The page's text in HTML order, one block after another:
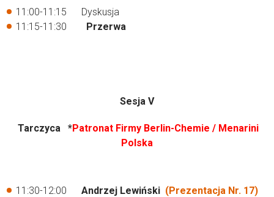
11:00-11:15 Dyskusja
11:15-11:30 Przerwa
Sesja V
Tarczyca *Patronat Firmy Berlin-Chemie / Menarini
Polska
11:30-12:00Andrzej Lewiński (Prezentacja Nr. 17)